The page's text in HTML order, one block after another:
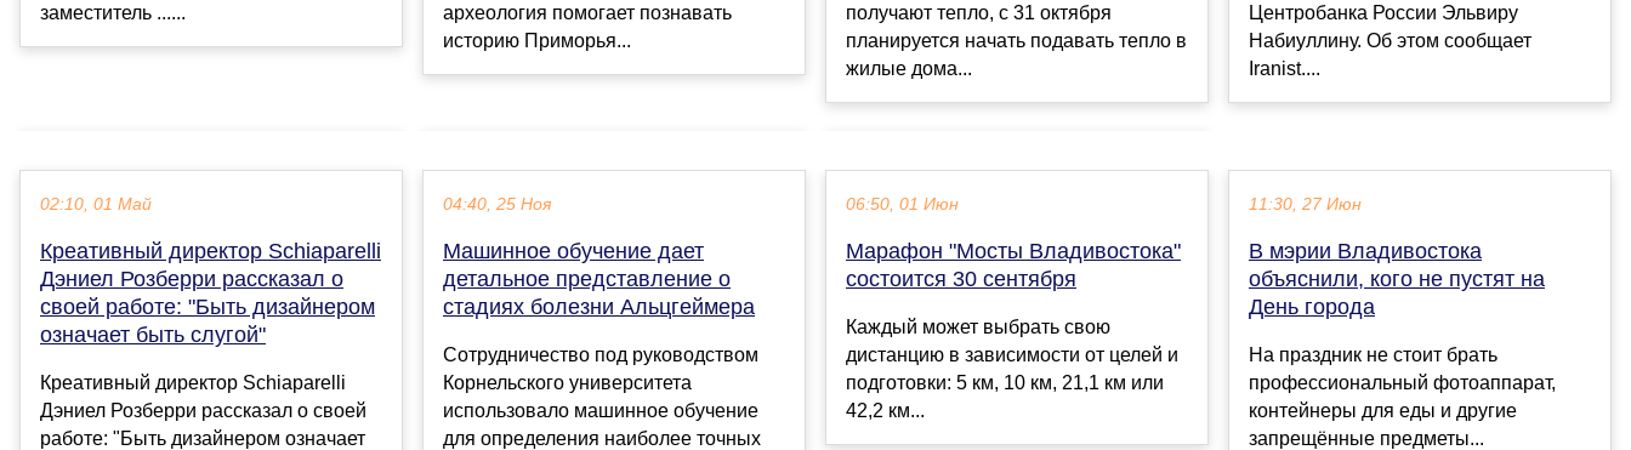
заместитель ......
археология помогает познавать
историю Приморья...
получают тепло, с 31 октября
планируется начать подавать тепло в
жилые дома...
Центробанка России Эльвиру
Набиуллину. Об этом сообщает
Iranist....
02:10, 01 Май
Креативный директор Schiaparelli
Дэниел Розберри рассказал о
своей работе: "Быть дизайнером
означает быть слугой"
Креативный директор Schiaparelli
Дэниел Розберри рассказал о своей
работе: "Быть дизайнером означает
04:40, 25 Ноя
Машинное обучение дает
детальное представление о
стадиях болезни Альцгеймера
Сотрудничество под руководством
Корнельского университета
использовало машинное обучение
для определения наиболее точных
06:50, 01 Июн
Марафон "Мосты Владивостока"
состоится 30 сентября
Каждый может выбрать свою
дистанцию в зависимости от целей и
подготовки: 5 км, 10 км, 21,1 км или
42,2 км...
11:30, 27 Июн
В мэрии Владивостока
объяснили, кого не пустят на
День города
На праздник не стоит брать
профессиональный фотоаппарат,
контейнеры для еды и другие
запрещённые предметы...